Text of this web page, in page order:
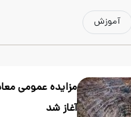
آموزش
مزایده عمومی
آغاز شد